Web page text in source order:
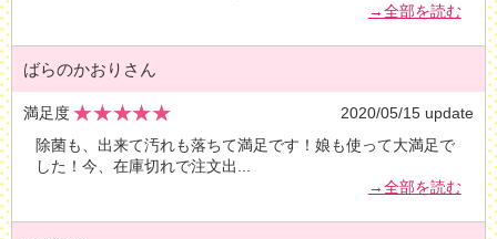
→全部を読む
ばらのかおりさん
満足度
2020/05/15 update
除菌も、出来て汚れも落ちて満足です！娘も使って大満足で
した！今、在庫切れで注文出
→全部を読む